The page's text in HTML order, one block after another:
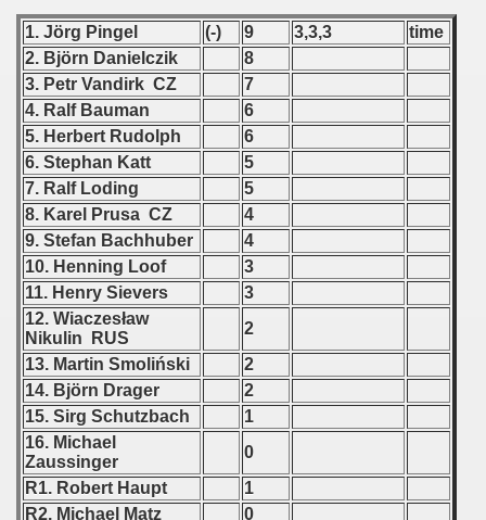
1. Jörg Pingel (-) 9 3,3,3
time
2. Björn Danielczik
8
3. Petr Vandirk CZ
7
4. Ralf Bauman
6
5. Herbert Rudolph
6
6. Stephan Katt
5
7. Ralf Loding
5
8. Karel Prusa CZ
4
9. Stefan Bachhuber
4
10. Henning Loof
3
11. Henry Sievers
3
12. Wiaczesław
Nikulin RUS
2
13. Martin Smoliński
2
14. Björn Drager
2
15. Sirg Schutzbach
1
16. Michael
Zaussinger
0
R1. Robert Haupt
1
R2. Michael Matz
0
1983
1984
1986